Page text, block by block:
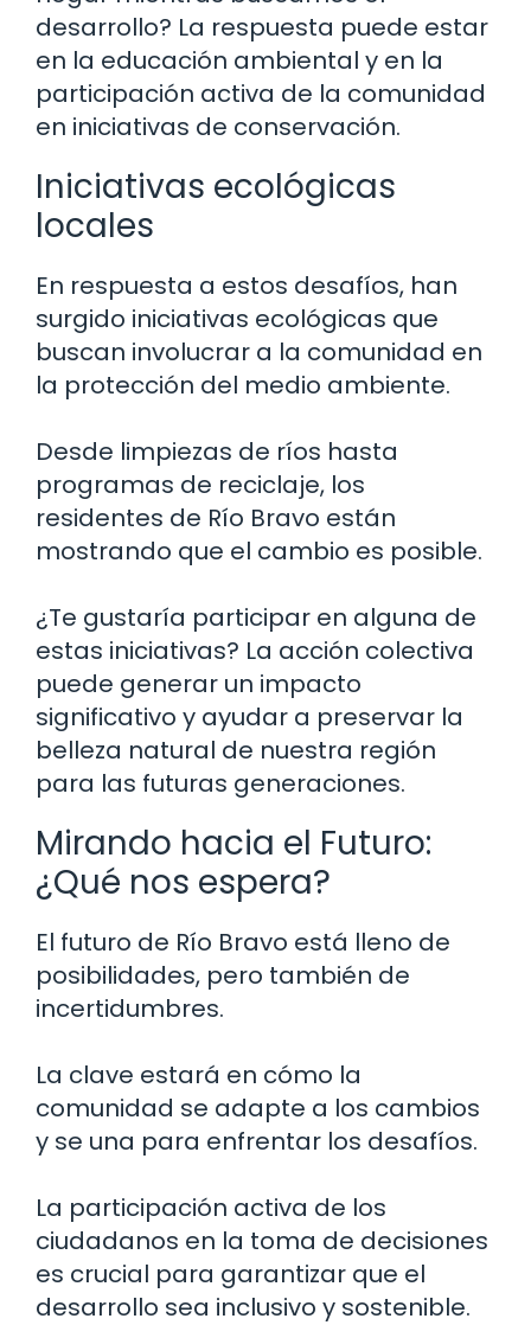
desarrollo? La respuesta puede estar
en la educación ambiental y en la
participación activa de la comunidad
en iniciativas de conservación.
Iniciativas ecológicas
locales
En respuesta a estos desafíos, han
surgido iniciativas ecológicas que
buscan involucrar a la comunidad en
la protección del medio ambiente.
Desde limpiezas de ríos hasta
programas de reciclaje, los
residentes de Río Bravo están
mostrando que el cambio es posible.
¿Te gustaría participar en alguna de
estas iniciativas? La acción colectiva
puede generar un impacto
significativo y ayudar a preservar la
belleza natural de nuestra región
para las futuras generaciones.
Mirando hacia el Futuro:
¿Qué nos espera?
El futuro de Río Bravo está lleno de
posibilidades, pero también de
incertidumbres.
La clave estará en cómo la
comunidad se adapte a los cambios
y se una para enfrentar los desafíos.
La participación activa de los
ciudadanos en la toma de decisiones
es crucial para garantizar que el
desarrollo sea inclusivo y sostenible.